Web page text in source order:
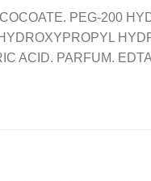
PEG-200
ACID. PARFUM.